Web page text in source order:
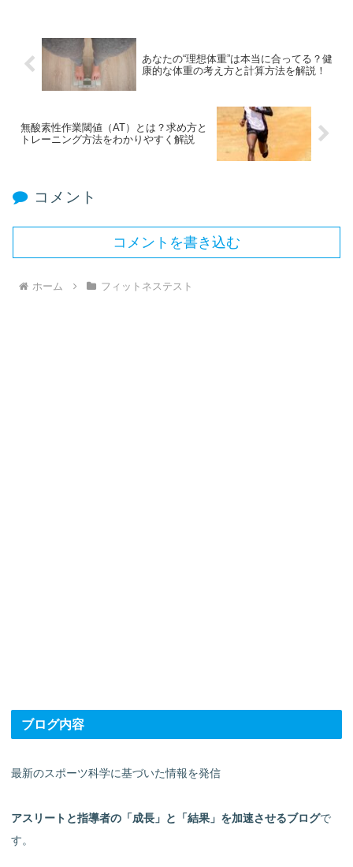
あなたの“理想体重”は本当に合ってる？健
康的な体重の考え方と計算方法を解説！
無酸素性作業閾値（AT）とは？求め方と
トレーニング方法をわかりやすく解説
コメント
コメントを書き込む
ホーム フィットネステスト
ブログ内容
最新のスポーツ科学に基づいた情報を発信
アスリートと指導者の「成長」と「結果」を加速させるブログで
す。